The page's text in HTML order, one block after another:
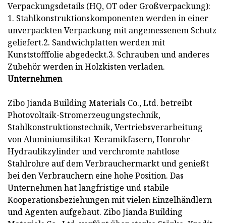
Verpackungsdetails (HQ, OT oder Großverpackung):
1. Stahlkonstruktionskomponenten werden in einer
unverpackten Verpackung mit angemessenem Schutz
geliefert.2. Sandwichplatten werden mit
Kunststofffolie abgedeckt.3. Schrauben und anderes
Zubehör werden in Holzkisten verladen.
Unternehmen
Zibo Jianda Building Materials Co., Ltd. betreibt
Photovoltaik-Stromerzeugungstechnik,
Stahlkonstruktionstechnik, Vertriebsverarbeitung
von Aluminiumsilikat-Keramikfasern, Honrohr-
Hydraulikzylinder und verchromte nahtlose
Stahlrohre auf dem Verbrauchermarkt und genießt
bei den Verbrauchern eine hohe Position. Das
Unternehmen hat langfristige und stabile
Kooperationsbeziehungen mit vielen Einzelhändlern
und Agenten aufgebaut. Zibo Jianda Building